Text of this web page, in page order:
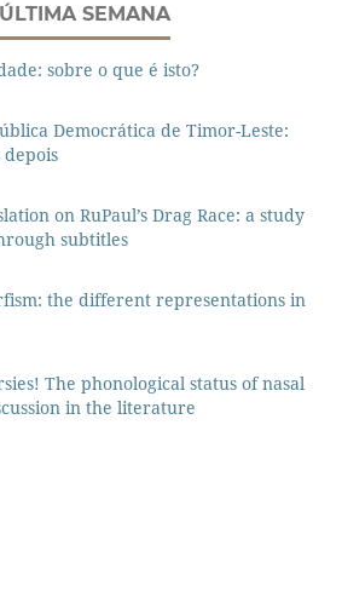
SEMANA
sobre o que é isto?
Democrática de Timor-Leste:
depois
on RuPaul’s Drag Race: a study
subtitles
the different representations in
The phonological status of nasal
in the literature